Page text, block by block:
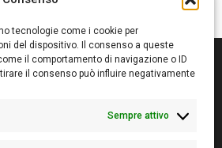
tecnologie come i cookie per
del dispositivo. Il consenso a queste
il comportamento di navigazione o ID
il consenso può influire negativamente
Sempre attivo
individuale